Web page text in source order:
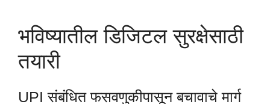
भविष्यातील डिजिटल सुरक्षेसाठी
तयारी
UPI संबंधित फसवणुकीपासून बचावाचे मार्ग